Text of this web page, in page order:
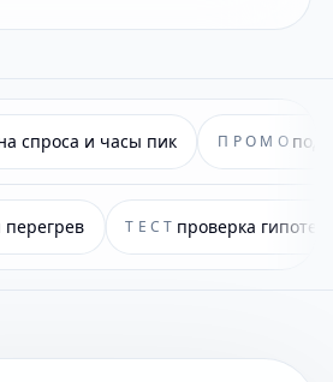
подготовка к акциям без ручной
реакция на дефицит и перегрев